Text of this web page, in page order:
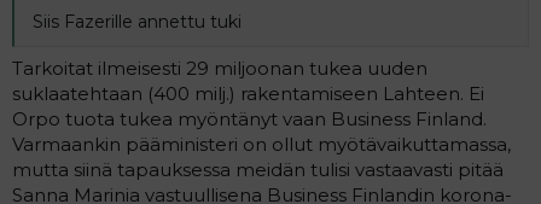
Siis Fazerille annettu tuki
Tarkoitat ilmeisesti 29 miljoonan tukea uuden
suklaatehtaan (400 milj.) rakentamiseen Lahteen. Ei
Orpo tuota tukea myöntänyt vaan Business Finland.
Varmaankin pääministeri on ollut myötävaikuttamassa,
mutta siinä tapauksessa meidän tulisi vastaavasti pitää
Sanna Marinia vastuullisena Business Finlandin korona-